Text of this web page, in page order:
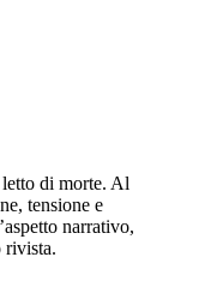
di morte. Al
tensione e
narrativo,
rivista.